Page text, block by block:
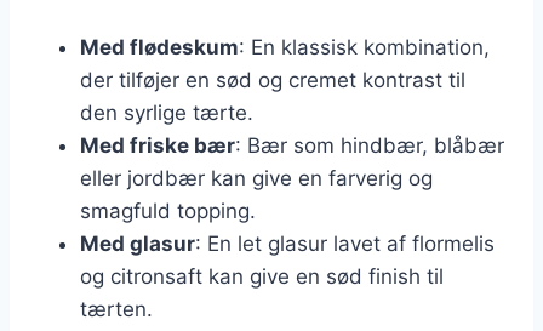
Med flødeskum: En klassisk kombination,
der tilføjer en sød og cremet kontrast til
den syrlige tærte.
Med friske bær: Bær som hindbær, blåbær
eller jordbær kan give en farverig og
smagfuld topping.
Med glasur: En let glasur lavet af flormelis
og citronsaft kan give en sød finish til
tærten.